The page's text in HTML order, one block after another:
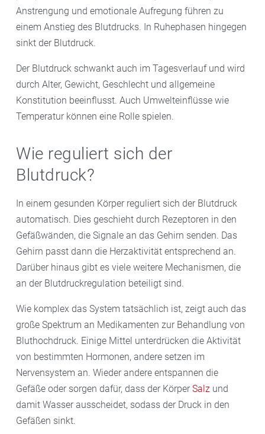
Anstrengung und emotionale Aufregung führen zu
einem Anstieg des Blutdrucks. In Ruhephasen hingegen
sinkt der Blutdruck.
Der Blutdruck schwankt auch im Tagesverlauf und wird
durch Alter, Gewicht, Geschlecht und allgemeine
Konstitution beeinflusst. Auch Umwelteinflüsse wie
Temperatur können eine Rolle spielen.
Wie reguliert sich der
Blutdruck?
In einem gesunden Körper reguliert sich der Blutdruck
automatisch. Dies geschieht durch Rezeptoren in den
Gefäßwänden, die Signale an das Gehirn senden. Das
Gehirn passt dann die Herzaktivität entsprechend an.
Darüber hinaus gibt es viele weitere Mechanismen, die
an der Blutdruckregulation beteiligt sind.
Wie komplex das System tatsächlich ist, zeigt auch das
große Spektrum an Medikamenten zur Behandlung von
Bluthochdruck. Einige Mittel unterdrücken die Aktivität
von bestimmten Hormonen, andere setzen im
Nervensystem an. Wieder andere entspannen die
Gefäße oder sorgen dafür, dass der Körper Salz und
damit Wasser ausscheidet, sodass der Druck in den
Gefäßen sinkt.